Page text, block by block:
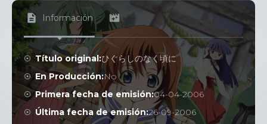
2 <img src="https://www.themoviedb.org/t/p/
Información
Título original:ひぐらしのなく頃に
En Producción:No
Primera fecha de emisión:04-04-2006
Última fecha de emisión:26-09-2006